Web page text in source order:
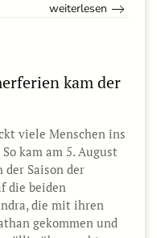
weiterlesen
kam der
viele Menschen ins
kam am 5. August
Saison der
die beiden
die mit ihren
gekommen und